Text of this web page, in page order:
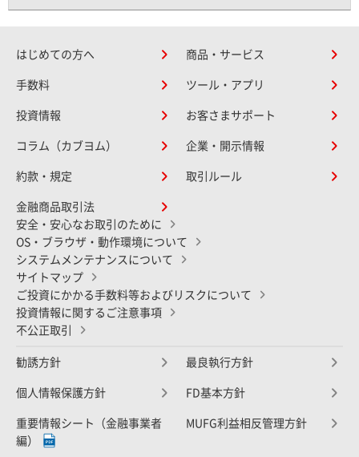
はじめての方へ 商品・サービス
手数料 ツール・アプリ
投資情報 お客さまサポート
コラム（カブヨム） 企業・開示情報
約款・規定 取引ルール
金融商品取引法
安全・安心なお取引のために
OS・ブラウザ・動作環境について
システムメンテナンスについて
サイトマップ
ご投資にかかる手数料等およびリスクについて
投資情報に関するご注意事項
不公正取引
勧誘方針 最良執行方針
個人情報保護方針 FD基本方針
重要情報シート（金融事業者
編）
MUFG利益相反管理方針